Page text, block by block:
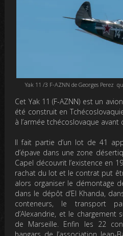
Yak 11 /3 F-AZNN de Georges Perez
Cet Yak 11 (F-AZNN) est un
été construit en
à l’armée tchécoslovaque avant
Il fait partie d’un lot de 41
d’épave dans une zone
Capel découvrit l’existence en
rachat du lot et le contrat put
alors organiser le démontage
dans le dépôt d’El Khanda,
conteneurs, le transport
d’Alexandrie, et le
de Marseille. Enfin les 22